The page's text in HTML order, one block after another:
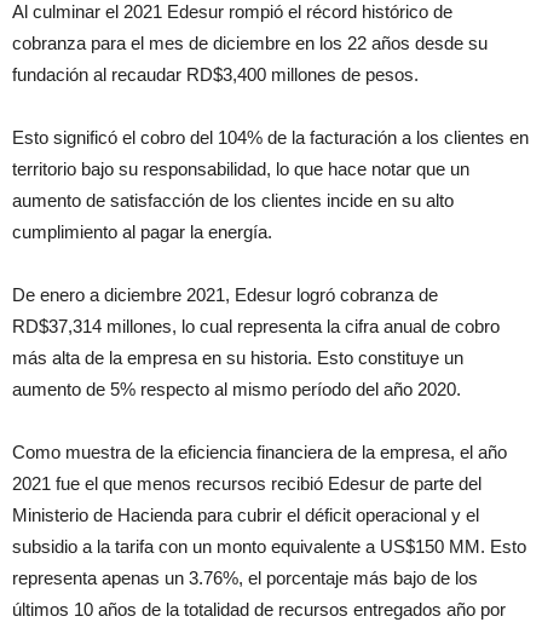
Al culminar el 2021 Edesur rompió el récord histórico de
cobranza para el mes de diciembre en los 22 años desde su
fundación al recaudar RD$3,400 millones de pesos.
Esto significó el cobro del 104% de la facturación a los clientes en
territorio bajo su responsabilidad, lo que hace notar que un
aumento de satisfacción de los clientes incide en su alto
cumplimiento al pagar la energía.
De enero a diciembre 2021, Edesur logró cobranza de
RD$37,314 millones, lo cual representa la cifra anual de cobro
más alta de la empresa en su historia. Esto constituye un
aumento de 5% respecto al mismo período del año 2020.
Como muestra de la eficiencia financiera de la empresa, el año
2021 fue el que menos recursos recibió Edesur de parte del
Ministerio de Hacienda para cubrir el déficit operacional y el
subsidio a la tarifa con un monto equivalente a US$150 MM. Esto
representa apenas un 3.76%, el porcentaje más bajo de los
últimos 10 años de la totalidad de recursos entregados año por